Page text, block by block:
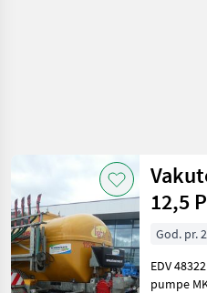
12,5
God. pr.
EDV 48322
pumpe